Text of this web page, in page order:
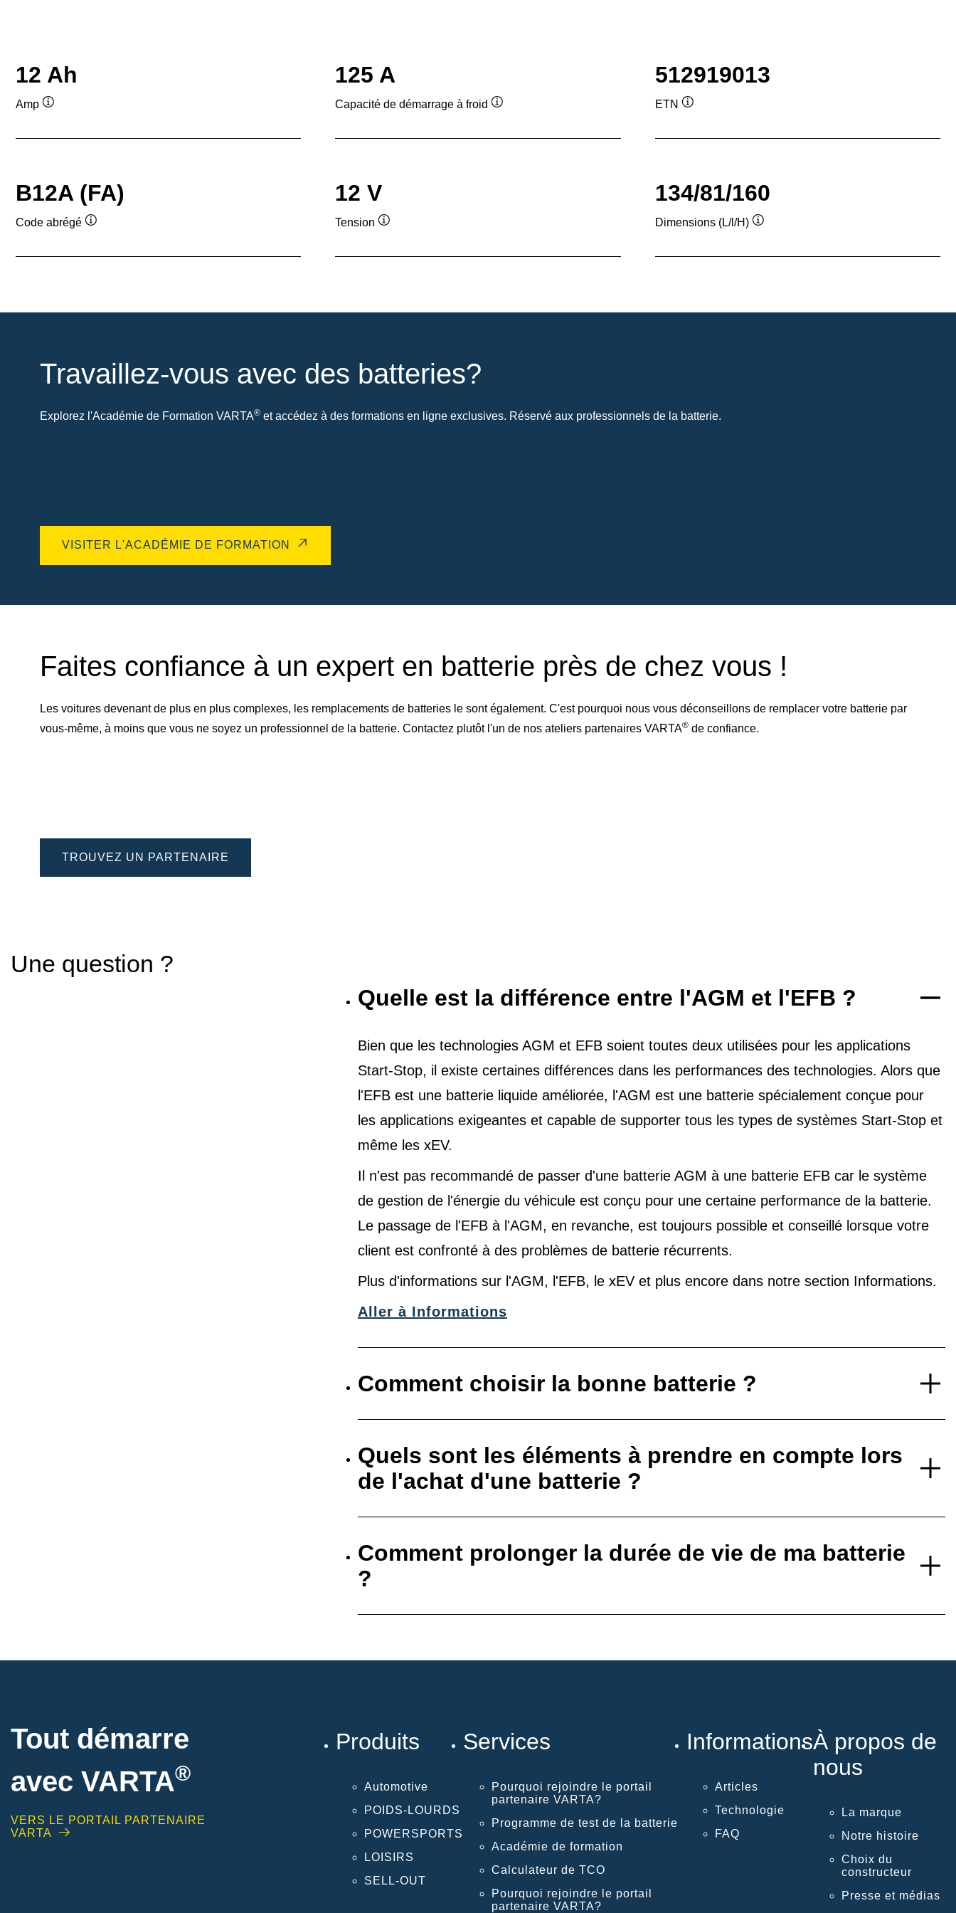
12 Ah
Amp
125 A
Capacité de démarrage à froid
512919013
ETN
B12A (FA)
Code abrégé
12 V
Tension
134/81/160
Dimensions (L/l/H)
Travaillez-vous avec des batteries?
Explorez l'Académie de Formation VARTA® et accédez à des formations en ligne exclusives. Réservé aux professionnels de la batterie.
VISITER L'ACADÉMIE DE FORMATION
Faites confiance à un expert en batterie près de chez vous !
Les voitures devenant de plus en plus complexes, les remplacements de batteries le sont également. C'est pourquoi nous vous déconseillons de remplacer votre batterie par
vous-même, à moins que vous ne soyez un professionnel de la batterie. Contactez plutôt l'un de nos ateliers partenaires VARTA® de confiance.
TROUVEZ UN PARTENAIRE
Une question ?
Quelle est la différence entre l'AGM et l'EFB ?
Bien que les technologies AGM et EFB soient toutes deux utilisées pour les applications
Start-Stop, il existe certaines différences dans les performances des technologies. Alors que
l'EFB est une batterie liquide améliorée, l'AGM est une batterie spécialement conçue pour
les applications exigeantes et capable de supporter tous les types de systèmes Start-Stop et
même les xEV.
Il n'est pas recommandé de passer d'une batterie AGM à une batterie EFB car le système
de gestion de l'énergie du véhicule est conçu pour une certaine performance de la batterie.
Le passage de l'EFB à l'AGM, en revanche, est toujours possible et conseillé lorsque votre
client est confronté à des problèmes de batterie récurrents.
Plus d'informations sur l'AGM, l'EFB, le xEV et plus encore dans notre section Informations.
Aller à Informations
Comment choisir la bonne batterie ?
Quels sont les éléments à prendre en compte lors
de l'achat d'une batterie ?
Comment prolonger la durée de vie de ma batterie
?
Tout démarre
avec VARTA®
VERS LE PORTAIL PARTENAIRE
VARTA
Produits
Automotive
POIDS-LOURDS
POWERSPORTS
LOISIRS
SELL-OUT
Services
Pourquoi rejoindre le portail
partenaire VARTA?
Programme de test de la batterie
Académie de formation
Calculateur de TCO
Pourquoi rejoindre le portail
partenaire VARTA?
Informations
Articles
Technologie
FAQ
À propos de
nous
La marque
Notre histoire
Choix du
constructeur
Presse et médias